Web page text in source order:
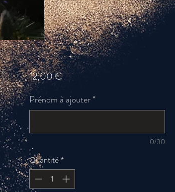
12,00 €Prix
Prénom à ajouter *
0/30
Quantité *